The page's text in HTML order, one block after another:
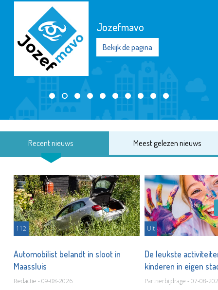
Jozefmavo
Bekijk de pagina
Recent nieuws Meest gelezen nieuws
112
Automobilist belandt in sloot in
Maassluis
Redactie - 09-08-2026
Uit
De leukste
kinderen in eigen
Partnerbijdrage - 07-08-